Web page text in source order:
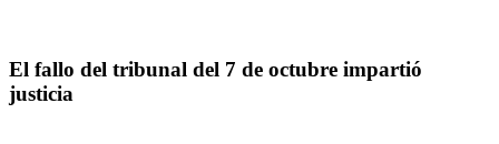
El fallo del tribunal del 7 de octubre impartió
justicia